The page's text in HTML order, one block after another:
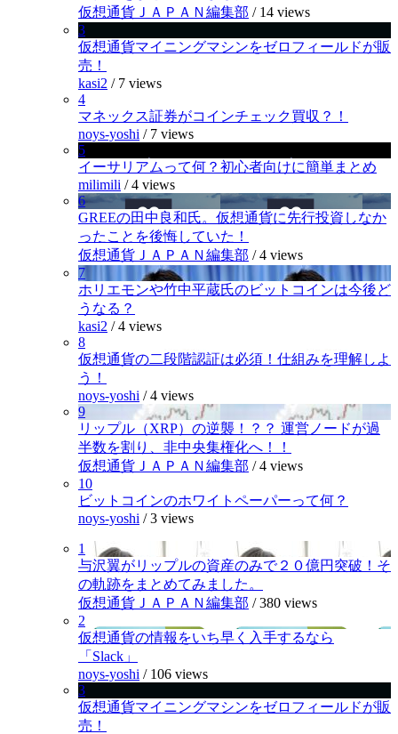
仮想通貨ＪＡＰＡＮ編集部 / 14 views
3
仮想通貨マイニングマシンをゼロフィールドが販
売！
kasi2 / 7 views
4
マネックス証券がコインチェック買収？！
noys-yoshi / 7 views
5
イーサリアムって何？初心者向けに簡単まとめ
milimili /4 views
6
GREEの田中良和氏。仮想通貨に先行投資しなか
ったことを後悔していた！
仮想通貨ＪＡＰＡＮ編集部 /4 views
7
ホリエモンや竹中平蔵氏のビットコインは今後ど
うなる？
kasi2 /4 views
8
仮想通貨の二段階認証は必須！仕組みを理解しよ
う！
noys-yoshi /4 views
9
リップル（XRP）の逆襲！？？ 運営ノードが過
半数を割り、非中央集権化へ！！
仮想通貨ＪＡＰＡＮ編集部 /4 views
10
ビットコインのホワイトペーパーって何？
noys-yoshi /3 views
1
与沢翼がリップルの資産のみで２０億円突破！そ
の軌跡をまとめてみました。
仮想通貨ＪＡＰＡＮ編集部 /380 views
2
仮想通貨の情報をいち早く入手するなら
「Slack」
noys-yoshi / 106 views
3
仮想通貨マイニングマシンをゼロフィールドが販
売！